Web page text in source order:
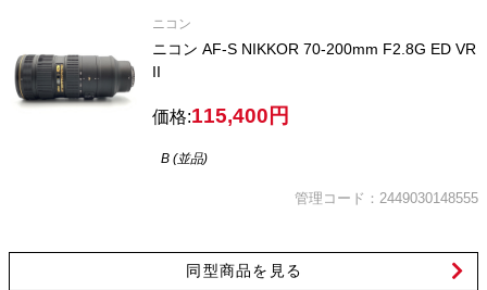
ニコン
ニコン AF-S NIKKOR 70-200mm F2.8G ED VR
II
価格:115,400円
B (並品)
管理コード：2449030148555
同型商品を見る